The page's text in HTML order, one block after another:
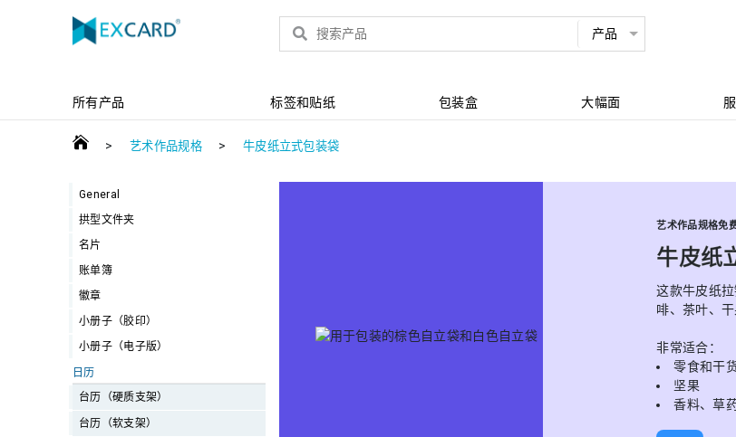
所有产品 标签和贴纸 包装盒 大幅面
> 艺术作品规格 > 牛皮纸立式包装袋
General
拱型文件夹
名片
账单簿
徽章
小册子（胶印）
小册子（电子版）
日历
台历（硬质支架）
台历（软支架）
艺术作品规格免
牛皮纸
这款牛皮纸
啡、茶叶、干
非常适合：
零食和干
坚果
香料、草